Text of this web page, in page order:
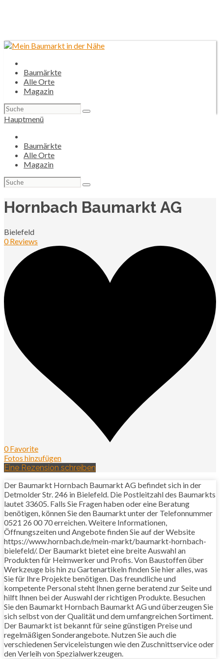
Baumärkte
Alle Orte
Magazin
Suchen
nach:
Hauptmenü
Baumärkte
Alle Orte
Magazin
Suchen
nach:
Hornbach Baumarkt AG
Bielefeld
0 Reviews
0 Favorite
Fotos hinzufügen
Eine Rezension schreiben
Der Baumarkt Hornbach Baumarkt AG befindet sich in der
Detmolder Str. 246 in Bielefeld. Die Postleitzahl des Baumarkts
lautet 33605. Falls Sie Fragen haben oder eine Beratung
benötigen, können Sie den Baumarkt unter der Telefonnummer
0521 26 00 70 erreichen. Weitere Informationen,
Öffnungszeiten und Angebote finden Sie auf der Website
https://www.hornbach.de/mein-markt/baumarkt-hornbach-
bielefeld/. Der Baumarkt bietet eine breite Auswahl an
Produkten für Heimwerker und Profis. Von Baustoffen über
Werkzeuge bis hin zu Gartenartikeln finden Sie hier alles, was
Sie für Ihre Projekte benötigen. Das freundliche und
kompetente Personal steht Ihnen gerne beratend zur Seite und
hilft Ihnen bei der Auswahl der richtigen Produkte. Besuchen
Sie den Baumarkt Hornbach Baumarkt AG und überzeugen Sie
sich selbst von der Qualität und dem umfangreichen Sortiment.
Der Baumarkt ist bekannt für seine günstigen Preise und
regelmäßigen Sonderangebote. Nutzen Sie auch die
verschiedenen Serviceleistungen wie den Zuschnittservice oder
den Verleih von Spezialwerkzeugen.